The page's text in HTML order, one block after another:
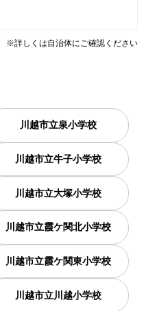
※詳しくは自治体にご確認ください
川越市立泉小学校
川越市立牛子小学校
川越市立大塚小学校
川越市立霞ケ関北小学校
川越市立霞ケ関東小学校
川越市立川越小学校